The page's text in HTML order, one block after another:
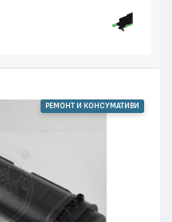
РЕМОНТ И КОНСУМАТИВИ